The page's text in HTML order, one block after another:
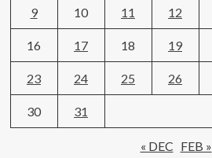
9 10 11 12
16 17 18 19
23 24 25 26
30 31
« DEC FEB »